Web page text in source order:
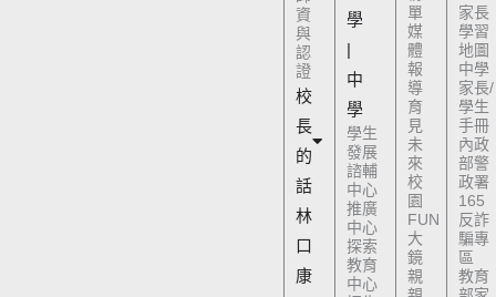
資
與
認
證
校
長
的
話
林
口
康
學
|
中
學
學生
發展
諮輔
中心
推廣
中心
探索
教育
中心
單
媒
體
報
導
育
見
未
來
校
園
FUN
大
鏡
親
家長
學習
地圖
中學
家長/
學生
手冊
內政
部警
政署
165
反詐
騙專
區
教育